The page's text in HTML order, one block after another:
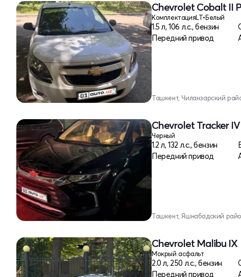
Chevrolet Cobalt II
КомплектацияLT•Белый
1.5 л, 106 л.с., бензин
Передний привод
Ташкент, Чиланзарский
Chevrolet Tracker IV
Черный
1.2 л, 132 л.с., бензин
Передний привод
Ташкент, Яшнабадский
Chevrolet Malibu IX
Мокрый асфальт
2.0 л, 250 л.с., бензин
Передний привод